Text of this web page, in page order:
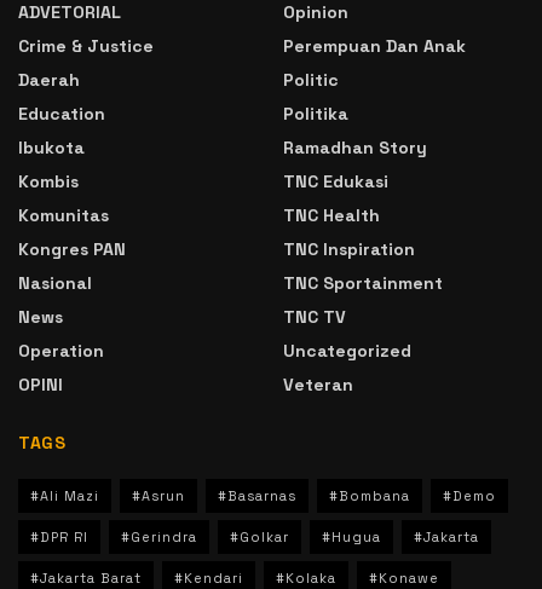
ADVETORIAL
Crime & Justice
Daerah
Education
Ibukota
Kombis
Komunitas
Kongres PAN
Nasional
News
Operation
OPINI
Opinion
Perempuan Dan Anak
Politic
Politika
Ramadhan Story
TNC Edukasi
TNC Health
TNC Inspiration
TNC Sportainment
TNC TV
Uncategorized
Veteran
TAGS
#Ali Mazi #Asrun #Basarnas #Bombana #Demo
#DPR RI #Gerindra #Golkar #Hugua #Jakarta
#Jakarta Barat #Kendari #Kolaka #Konawe